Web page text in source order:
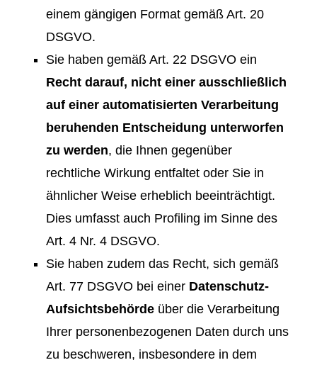
einem gängigen Format gemäß Art. 20
DSGVO.
Sie haben gemäß Art. 22 DSGVO ein
Recht darauf, nicht einer ausschließlich
auf einer automatisierten Verarbeitung
beruhenden Entscheidung unterworfen
zu werden, die Ihnen gegenüber
rechtliche Wirkung entfaltet oder Sie in
ähnlicher Weise erheblich beeinträchtigt.
Dies umfasst auch Profiling im Sinne des
Art. 4 Nr. 4 DSGVO.
Sie haben zudem das Recht, sich gemäß
Art. 77 DSGVO bei einer Datenschutz-
Aufsichtsbehörde über die Verarbeitung
Ihrer personenbezogenen Daten durch uns
zu beschweren, insbesondere in dem